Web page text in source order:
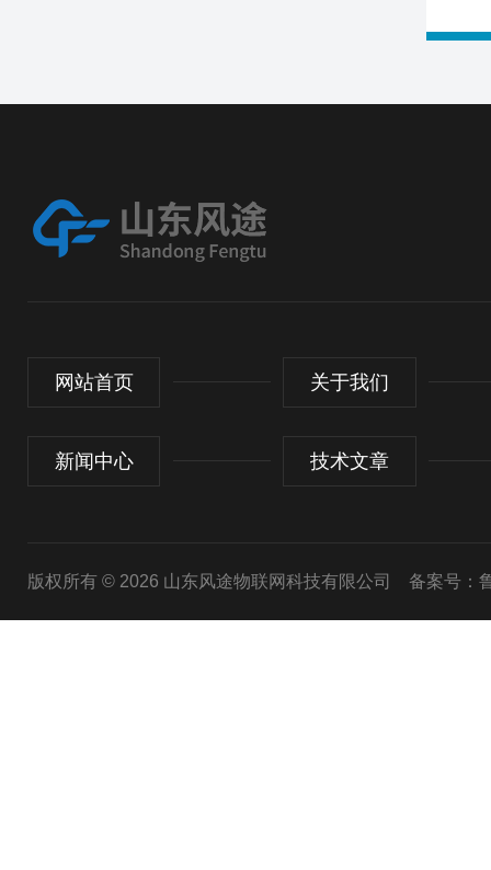
网站首页 关于我们
新闻中心 技术文章
版权所有 © 2026 山东风途物联网科技有限公司 备案号：